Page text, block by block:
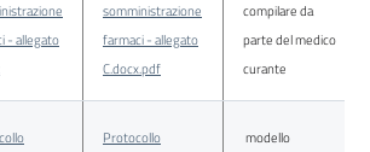
- allegato
somministrazione
farmaci - allegato
C.docx.pdf
compilare da
parte del medico
curante
Protocollo
modello